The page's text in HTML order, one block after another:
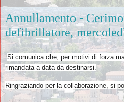
Annullamento -
defibrillatore,
Si comunica che, per motivi di forza
rimandata a data da destinarsi.
Ringraziando per la collaborazione, si